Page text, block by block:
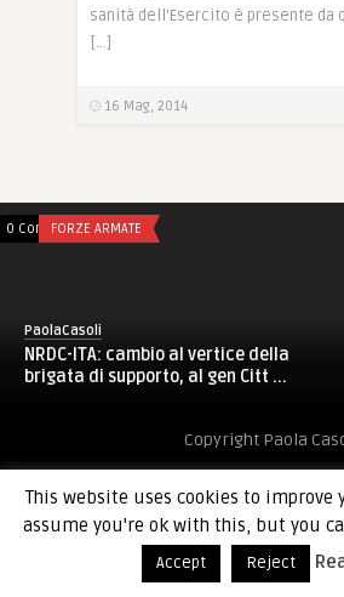
sanità dell’Esercito è presente da
[…]
16 Mag, 2014
0 CommentsFORZE ARMATE
PaolaCasoli
NRDC-ITA: cambio al vertice della
brigata di supporto, al gen Citt ...
Copyright Paola
This website uses cookies to improve
assume you're ok with this, but you
Accept Reject